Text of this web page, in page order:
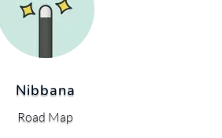
Nibbana
Road Map